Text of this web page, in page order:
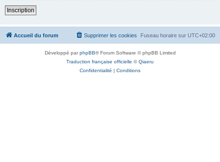
Inscription
Accueil du forum Fuseau horaire sur UTC+02:00
Supprimer les cookies
Développé parphpBB® Forum Software © phpBB Limited
Traduction française officielle ©Qiaeru
Confidentialité | Conditions